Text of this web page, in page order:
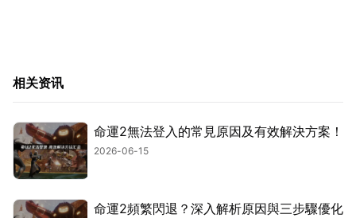
相关资讯
命運2無法登入的常見原因及有效解決方案！
2026-06-15
命運2頻繁閃退？深入解析原因與三步驟優化